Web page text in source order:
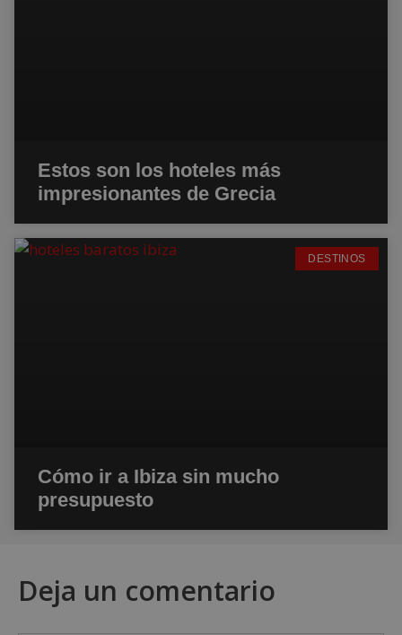
Estos son los hoteles más
impresionantes de Grecia
DESTINOS
Cómo ir a Ibiza sin mucho
presupuesto
Deja un comentario